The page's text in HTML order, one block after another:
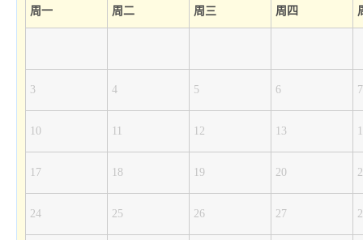
周一 周二 周三 周四
3 4 5 6 7
10 11 12 13
17 18 19 20
24 25 26 27